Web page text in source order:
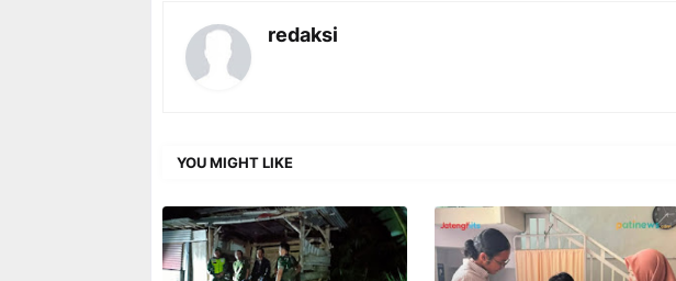
redaksi
YOU MIGHT LIKE